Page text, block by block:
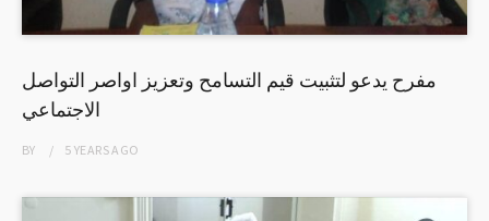
مفرح يدعو لتثبيت قيم التسامح وتعزيز اواصر التواصل
الاجتماعي
BY 5 YEARSAGO